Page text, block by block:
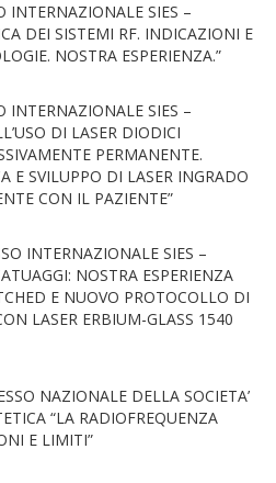
INTERNAZIONALE SIES –
DEI SISTEMI RF. INDICAZIONI E
NOSTRA ESPERIENZA.”
INTERNAZIONALE SIES –
DI LASER DIODICI
PERMANENTE.
E SVILUPPO DI LASER INGRADO
CON IL PAZIENTE”
INTERNAZIONALE SIES –
NOSTRA ESPERIENZA
E NUOVO PROTOCOLLO DI
LASER ERBIUM-GLASS 1540
NAZIONALE DELLA SOCIETA’
“LA RADIOFREQUENZA
E LIMITI”